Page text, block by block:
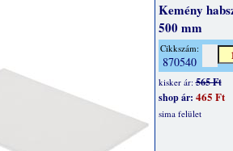
Kemény
500 mm
Cikkszám:
870540
kisker ár:565 Ft
shop ár: 465 Ft
sima felület